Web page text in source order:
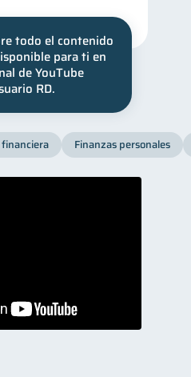
todo el contenido
para ti en
de YouTube
RD.
Finanzas personales